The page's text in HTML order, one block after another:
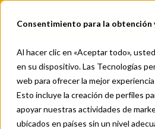
Consentimiento para la
Al hacer clic en «Aceptar todo»,
en su dispositivo. Las Tecnologías
web para ofrecer la mejor
Esto incluye la creación de perfiles
apoyar nuestras actividades de
ubicados en países sin un nivel